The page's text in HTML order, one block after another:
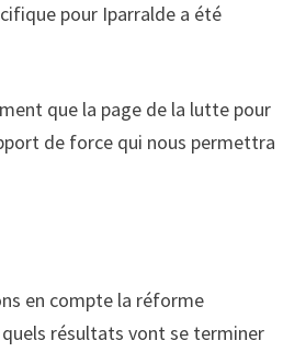
pour Iparralde a été
que la page de la lutte pour
de force qui nous permettra
en compte la réforme
résultats vont se terminer